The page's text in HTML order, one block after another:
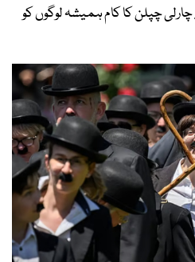
چپلن کا کام ہمیشہ لوگوں کو